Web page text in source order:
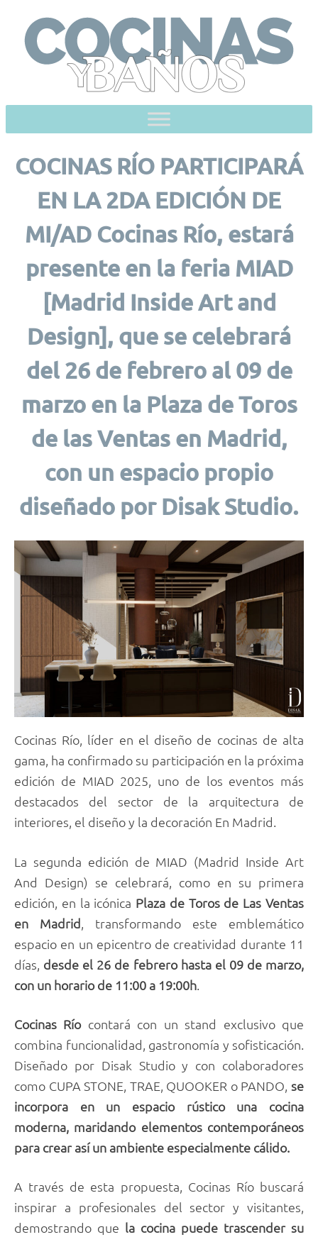
content
COCINAS RÍO PARTICIPARÁ
EN LA 2DA EDICIÓN DE
MI/AD Cocinas Río, estará
presente en la feria MIAD
[Madrid Inside Art and
Design], que se celebrará
del 26 de febrero al 09 de
marzo en la Plaza de Toros
de las Ventas en Madrid,
con un espacio propio
diseñado por Disak Studio.
Cocinas Río, líder en el diseño de cocinas de alta
gama, ha confirmado su participación en la próxima
edición de MIAD 2025, uno de los eventos más
destacados del sector de la arquitectura de
interiores, el diseño y la decoración En Madrid.
La segunda edición de MIAD (Madrid Inside Art
And Design) se celebrará, como en su primera
edición, en la icónica Plaza de Toros de Las Ventas
en Madrid, transformando este emblemático
espacio en un epicentro de creatividad durante 11
días, desde el 26 de febrero hasta el 09 de marzo,
con un horario de 11:00 a 19:00h.
Cocinas Ríocontará con un stand exclusivo que
combina funcionalidad, gastronomía y sofisticación.
Diseñado por Disak Studio y con colaboradores
como CUPA STONE, TRAE, QUOOKER o PANDO, se
incorpora en un espacio rústico una cocina
moderna, maridando elementos contemporáneos
para crear así un ambiente especialmente cálido.
A través de esta propuesta, Cocinas Río buscará
inspirar a profesionales del sector y visitantes,
demostrando que la cocina puede trascender su